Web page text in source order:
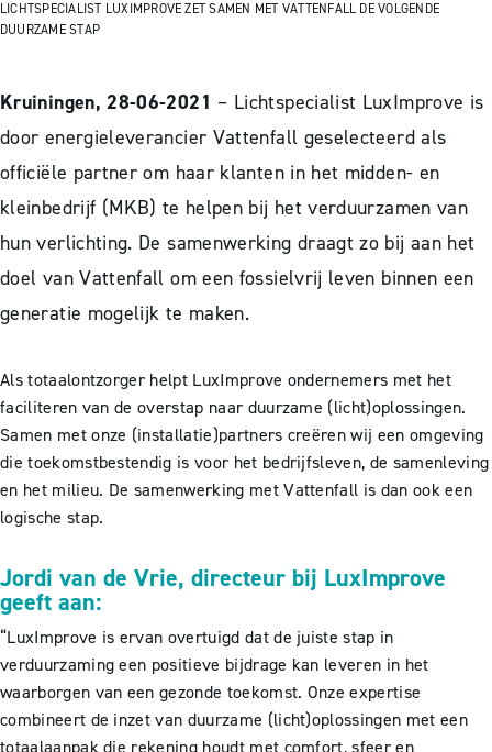
LICHTSPECIALIST LUXIMPROVE ZET SAMEN MET VATTENFALL DE VOLGENDE
DUURZAME STAP
Kruiningen, 28-06-2021 – Lichtspecialist LuxImprove is
door energieleverancier Vattenfall geselecteerd als
officiële partner om haar klanten in het midden- en
kleinbedrijf (MKB) te helpen bij het verduurzamen van
hun verlichting. De samenwerking draagt zo bij aan het
doel van Vattenfall om een fossielvrij leven binnen een
generatie mogelijk te maken.
Als totaalontzorger helpt LuxImprove ondernemers met het
faciliteren van de overstap naar duurzame (licht)oplossingen.
Samen met onze (installatie)partners creëren wij een omgeving
die toekomstbestendig is voor het bedrijfsleven, de samenleving
en het milieu. De samenwerking met Vattenfall is dan ook een
logische stap.
Jordi van de Vrie, directeur bij LuxImprove
geeft aan:
“LuxImprove is ervan overtuigd dat de juiste stap in
verduurzaming een positieve bijdrage kan leveren in het
waarborgen van een gezonde toekomst. Onze expertise
combineert de inzet van duurzame (licht)oplossingen met een
totaalaanpak die rekening houdt met comfort, sfeer en